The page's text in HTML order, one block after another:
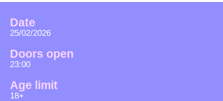
Date
25/02/2026
Doors open
23:00
Age limit
18+